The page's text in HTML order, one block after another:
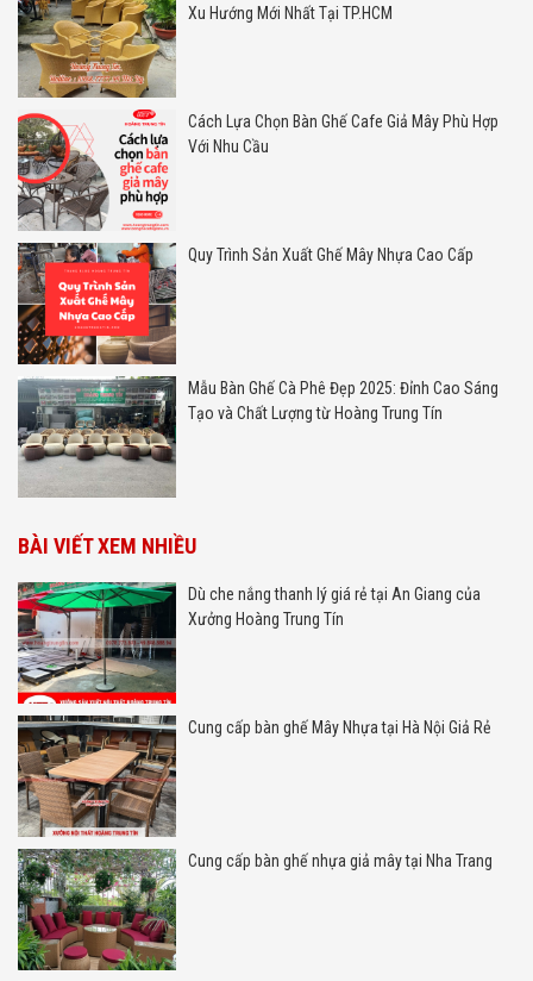
Xu Hướng Mới Nhất Tại TP.HCM
Cách Lựa Chọn Bàn Ghế Cafe Giả Mây Phù Hợp
Với Nhu Cầu
Quy Trình Sản Xuất Ghế Mây Nhựa Cao Cấp
Mẫu Bàn Ghế Cà Phê Đẹp 2025: Đỉnh Cao Sáng
Tạo và Chất Lượng từ Hoàng Trung Tín
BÀI VIẾT XEM NHIỀU
Dù che nắng thanh lý giá rẻ tại An Giang của
Xưởng Hoàng Trung Tín
Cung cấp bàn ghế Mây Nhựa tại Hà Nội Giả Rẻ
Cung cấp bàn ghế nhựa giả mây tại Nha Trang